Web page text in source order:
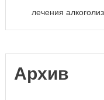
лечения
Архив